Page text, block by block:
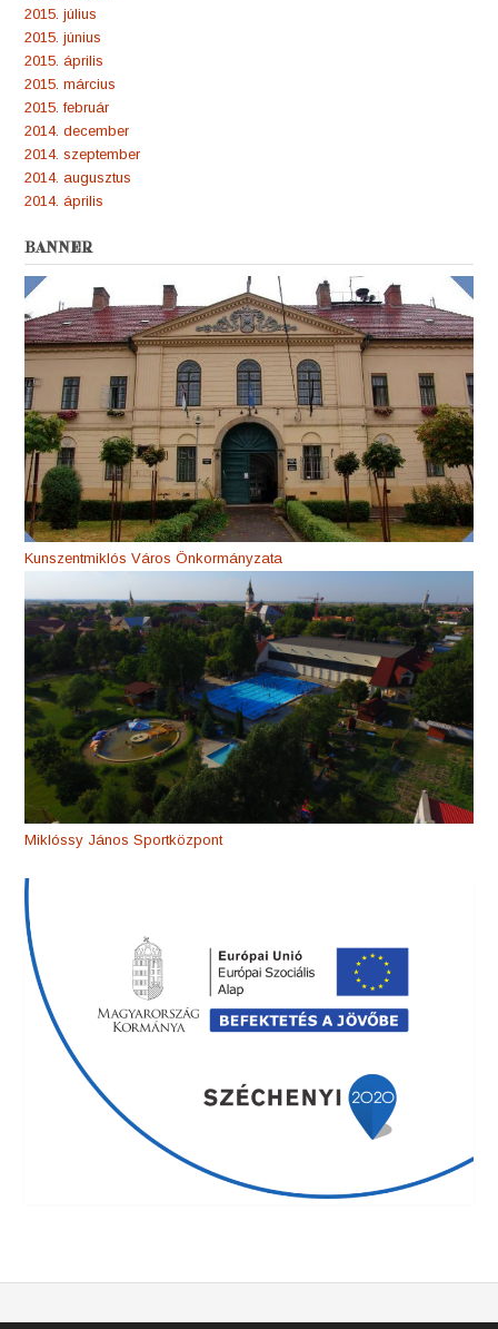
2015. július
2015. június
2015. április
2015. március
2015. február
2014. december
2014. szeptember
2014. augusztus
2014. április
BANNER
Kunszentmiklós Város Önkormányzata
Miklóssy János Sportközpont